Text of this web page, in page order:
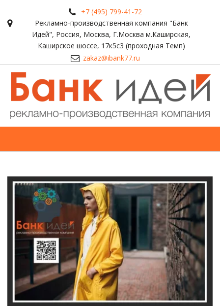
+7 (495) 799-41-72
Рекламно-производственная компания "Банк
Идей", Россия, Москва, Г.Москва м.Каширская,
Каширское шоссе, 17к5с3 (проходная Темп)
zakaz@ibank77.ru